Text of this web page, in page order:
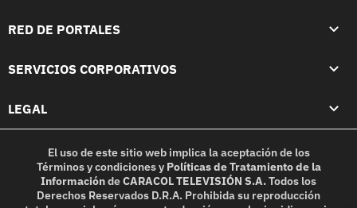
RED DE PORTALES
SERVICIOS CORPORATIVOS
LEGAL
El uso de este sitio web implica la aceptación de los
Términos y condicionesy Políticas de Tratamiento de la
InformacióndeCARACOL TELEVISIÓN S.A.Todos los
Derechos Reservados D.R.A. Prohibida su reproducción